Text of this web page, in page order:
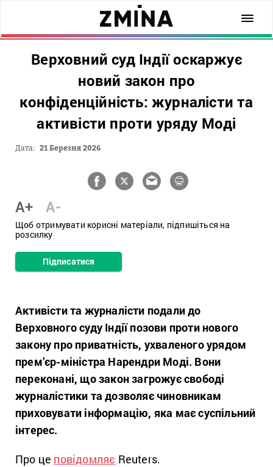
Верховний суд Індії оскаржує
новий закон про
конфіденційність: журналісти та
активісти проти уряду Моді
Дата: 21 Березня 2026
A+ A-
Щоб отримувати корисні матеріали, підпишіться на
розсилку
Підписатися
Активісти та журналісти подали до
Верховного суду Індії позови проти нового
закону про приватність, ухваленого урядом
прем’єр-міністра Нарендри Моді. Вони
переконані, що закон загрожує свободі
журналістики та дозволяє чиновникам
приховувати інформацію, яка має суспільний
інтерес.
Про це повідомляє Reuters.